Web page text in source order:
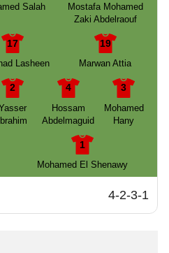
Salah
Mostafa Mohamed
Zaki Abdelraouf
17
Lasheen
19
Marwan Attia
2
4
Hossam
Abdelmaguid
3
Mohamed
Hany
1
Mohamed El Shenawy
4-2-3-1